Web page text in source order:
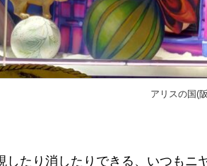
アリスの国(
したり消したりできる、いつもニ